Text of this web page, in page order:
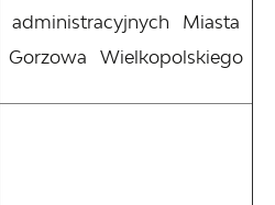
administracyjnych Miasta
Gorzowa Wielkopolskiego